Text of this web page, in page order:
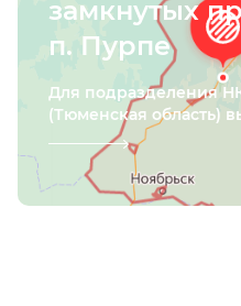
замкнутых
п. Пурпе
Для подразделения
(Тюменская область)